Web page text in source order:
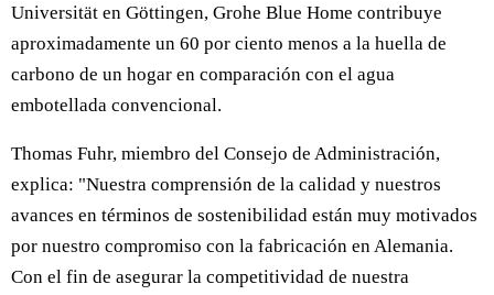
Universität en Göttingen, Grohe Blue Home contribuye
aproximadamente un 60 por ciento menos a la huella de
carbono de un hogar en comparación con el agua
embotellada convencional.
Thomas Fuhr, miembro del Consejo de Administración,
explica: "Nuestra comprensión de la calidad y nuestros
avances en términos de sostenibilidad están muy motivados
por nuestro compromiso con la fabricación en Alemania.
Con el fin de asegurar la competitividad de nuestra